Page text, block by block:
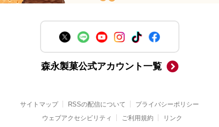
森永製菓公式アカウント一覧
サイトマップ RSSの配信について
プライバシーポリシー
ウェブアクセシビリティ
ご利用規約 リンク